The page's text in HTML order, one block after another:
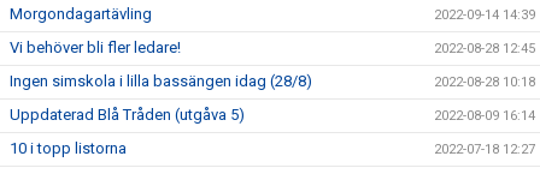
Morgondagartävling 2022-09-14 14:39
Vi behöver bli fler ledare! 2022-08-28 12:45
Ingen simskola i lilla bassängen idag (28/8) 2022-08-28 10:18
Uppdaterad Blå Tråden (utgåva 5) 2022-08-09 16:14
10 i topp listorna 2022-07-18 12:27